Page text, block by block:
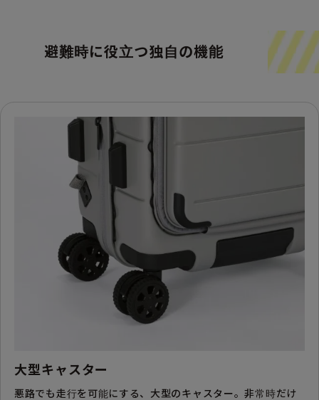
避難時に役立つ独自の機能
大型キャスター
悪路でも走行を可能にする、大型のキャスター。非常時だけ